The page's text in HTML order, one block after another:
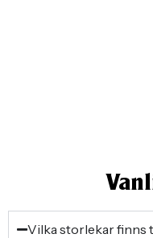
Vilka storlekar finns